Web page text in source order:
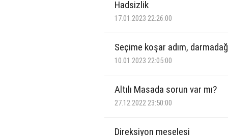
Hadsizlik
17.01.2023 22:26:00
Seçime koşar adım,
10.01.2023 22:05:00
Altılı Masada sorun var mı?
27.12.2022 23:50:00
Direksiyon meselesi